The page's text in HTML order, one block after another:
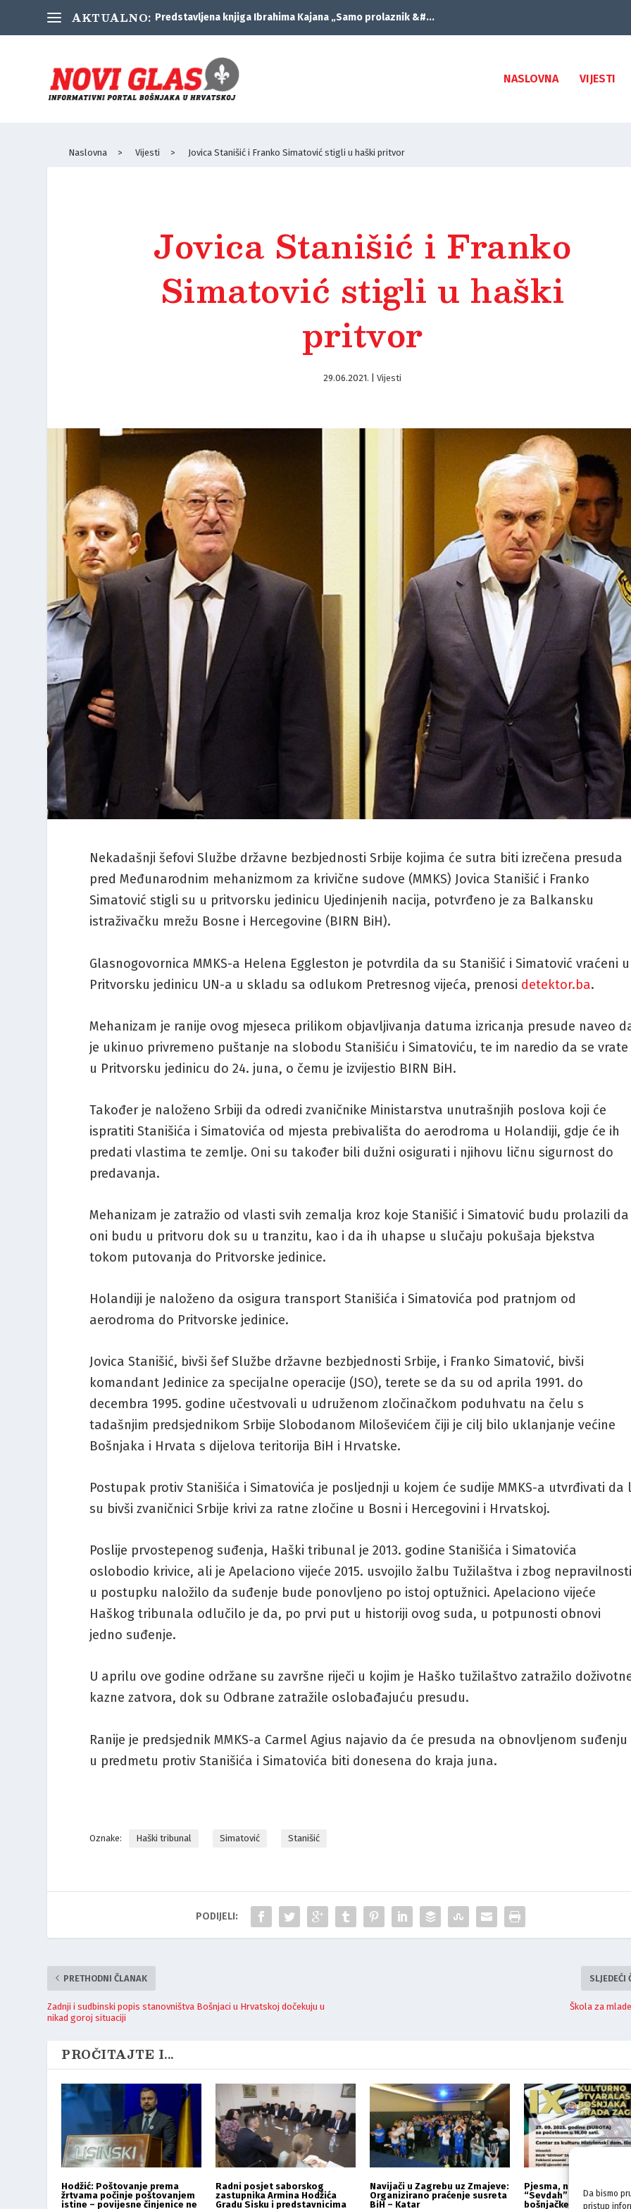
Da bismo
pristup
AKTUALNO: Predstavljena knjiga Ibrahima Kajana „Samo prolaznik &#...
NASLOVNA VIJESTI
Naslovna > Vijesti > Jovica Stanišić i Franko Simatović stigli u haški pritvor
Jovica Stanišić i Franko
Simatović stigli u haški
pritvor
29.06.2021. |Vijesti
Nekadašnji šefovi Službe državne bezbjednosti Srbije kojima će sutra biti izrečena presuda
pred Međunarodnim mehanizmom za krivične sudove (MMKS) Jovica Stanišić i Franko
Simatović stigli su u pritvorsku jedinicu Ujedinjenih nacija, potvrđeno je za Balkansku
istraživačku mrežu Bosne i Hercegovine (BIRN BiH).
Glasnogovornica MMKS-a Helena Eggleston je potvrdila da su Stanišić i Simatović vraćeni u
Pritvorsku jedinicu UN-a u skladu sa odlukom Pretresnog vijeća, prenosi detektor.ba.
Mehanizam je ranije ovog mjeseca prilikom objavljivanja datuma izricanja presude naveo
je ukinuo privremeno puštanje na slobodu Stanišiću i Simatoviću, te im naredio da se vrate
u Pritvorsku jedinicu do 24. juna, o čemu je izvijestio BIRN BiH.
Također je naloženo Srbiji da odredi zvaničnike Ministarstva unutrašnjih poslova koji će
ispratiti Stanišića i Simatovića od mjesta prebivališta do aerodroma u Holandiji, gdje će ih
predati vlastima te zemlje. Oni su također bili dužni osigurati i njihovu ličnu sigurnost do
predavanja.
Mehanizam je zatražio od vlasti svih zemalja kroz koje Stanišić i Simatović budu prolazili da
oni budu u pritvoru dok su u tranzitu, kao i da ih uhapse u slučaju pokušaja bjekstva
tokom putovanja do Pritvorske jedinice.
Holandiji je naloženo da osigura transport Stanišića i Simatovića pod pratnjom od
aerodroma do Pritvorske jedinice.
Jovica Stanišić, bivši šef Službe državne bezbjednosti Srbije, i Franko Simatović, bivši
komandant Jedinice za specijalne operacije (JSO), terete se da su od aprila 1991. do
decembra 1995. godine učestvovali u udruženom zločinačkom poduhvatu na čelu s
tadašnjim predsjednikom Srbije Slobodanom Miloševićem čiji je cilj bilo uklanjanje većine
Bošnjaka i Hrvata s dijelova teritorija BiH i Hrvatske.
Postupak protiv Stanišića i Simatovića je posljednji u kojem će sudije MMKS-a utvrđivati da
su bivši zvaničnici Srbije krivi za ratne zločine u Bosni i Hercegovini i Hrvatskoj.
Poslije prvostepenog suđenja, Haški tribunal je 2013. godine Stanišića i Simatovića
oslobodio krivice, ali je Apelaciono vijeće 2015. usvojilo žalbu Tužilaštva i zbog
u postupku naložilo da suđenje bude ponovljeno po istoj optužnici. Apelaciono vijeće
Haškog tribunala odlučilo je da, po prvi put u historiji ovog suda, u potpunosti obnovi
jedno suđenje.
U aprilu ove godine održane su završne riječi u kojim je Haško tužilaštvo zatražilo
kazne zatvora, dok su Odbrane zatražile oslobađajuću presudu.
Ranije je predsjednik MMKS-a Carmel Agius najavio da će presuda na obnovljenom suđenju
u predmetu protiv Stanišića i Simatovića biti donesena do kraja juna.
Oznake: Haški tribunal Simatović Stanišić
PODIJELI:
PRETHODNI ČLANAK
Zadnji i sudbinski popis stanovništva Bošnjaci u Hrvatskoj dočekuju u
nikad goroj situaciji
SLJEDEĆI
Škola za
PROČITAJTE I...
Hodžić: Poštovanje prema
žrtvama počinje poštovanjem
istine – povijesne činjenice ne
Radni posjet saborskog
zastupnika Armina Hodžića
Gradu Sisku i predstavnicima
Navijači u Zagrebu uz Zmajeve:
Organizirano praćenje susreta
BiH – Katar
Pjesma, nošnje i sajam
“Sevdah” otvara vrata
bošnjačke kulture